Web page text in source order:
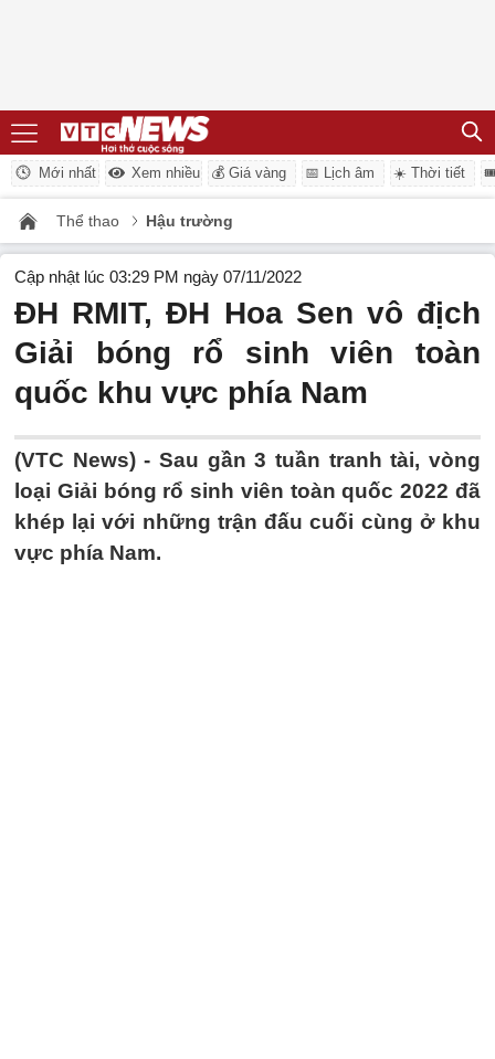
Mới nhất Xem nhiều 💰 Giá vàng 📅 Lịch âm ☀️ Thời tiết
Thể thao Hậu trường
Cập nhật lúc 03:29 PM ngày 07/11/2022
ĐH RMIT, ĐH Hoa Sen vô địch
Giải bóng rổ sinh viên toàn
quốc khu vực phía Nam
(VTC News) - Sau gần 3 tuần tranh tài, vòng
loại Giải bóng rổ sinh viên toàn quốc 2022 đã
khép lại với những trận đấu cuối cùng ở khu
vực phía Nam.